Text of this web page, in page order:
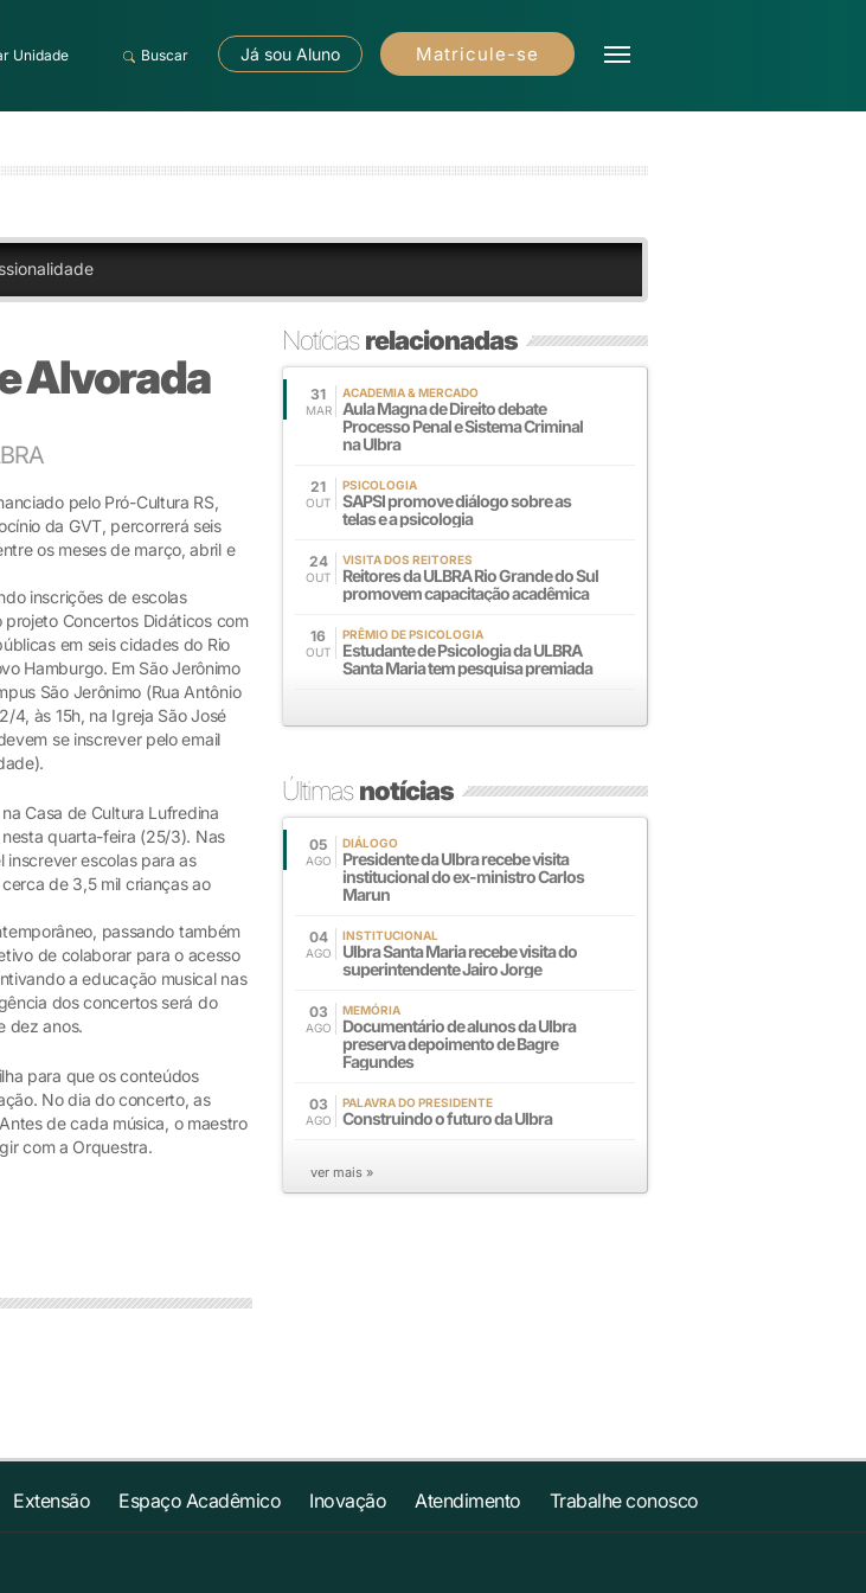
Unidade Buscar Já sou Aluno Matricule-se
Alvorada
pelo Pró-Cultura RS,
da GVT, percorrerá seis
os meses de março, abril e
inscrições de escolas
Concertos Didáticos com
em seis cidades do Rio
Hamburgo. Em São Jerônimo
São Jerônimo (Rua Antônio
4, às 15h, na Igreja São José
se inscrever pelo email
Casa de Cultura Lufredina
quarta-feira (25/3). Nas
inscrever escolas para as
de 3,5 mil crianças ao
passando também
de colaborar para o acesso
a educação musical nas
dos concertos será do
dez anos.
para que os conteúdos
No dia do concerto, as
de cada música, o maestro
com a Orquestra.
Notíciasrelacionadas
31
MAR
ACADEMIA & MERCADO
Aula Magna de Direito debate
Processo Penal e Sistema Criminal
na Ulbra
21
OUT
PSICOLOGIA
SAPSI promove diálogo sobre as
telas e a psicologia
24
OUT
VISITA DOS REITORES
Reitores da ULBRA Rio Grande do Sul
promovem capacitação acadêmica
16
OUT
PRÊMIO DE PSICOLOGIA
Estudante de Psicologia da ULBRA
Santa Maria tem pesquisa premiada
Últimasnotícias
05
AGO
DIÁLOGO
Presidente da Ulbra recebe visita
institucional do ex-ministro Carlos
Marun
04
AGO
INSTITUCIONAL
Ulbra Santa Maria recebe visita do
superintendente Jairo Jorge
03
AGO
MEMÓRIA
Documentário de alunos da Ulbra
preserva depoimento de Bagre
Fagundes
03
AGO
PALAVRA DO PRESIDENTE
Construindo o futuro da Ulbra
ver mais »
Extensão Espaço Acadêmico Inovação Atendimento Trabalhe conosco